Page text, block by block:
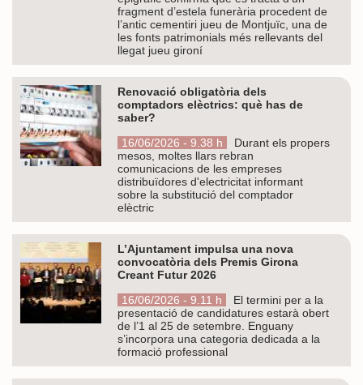
fragment d’estela funerària procedent de
l’antic cementiri jueu de Montjuïc, una de
les fonts patrimonials més rellevants del
llegat jueu gironí
Renovació obligatòria dels
comptadors elèctrics: què has de
saber?
16/06/2026 - 9.38 h
Durant els propers
mesos, moltes llars rebran
comunicacions de les empreses
distribuïdores d'electricitat informant
sobre la substitució del comptador
elèctric
L’Ajuntament impulsa una nova
convocatòria dels Premis Girona
Creant Futur 2026
16/06/2026 - 9.11 h
El termini per a la
presentació de candidatures estarà obert
de l’1 al 25 de setembre. Enguany
s’incorpora una categoria dedicada a la
formació professional